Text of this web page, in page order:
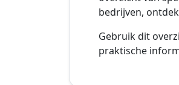
bedrijven,
Gebruik dit
praktische